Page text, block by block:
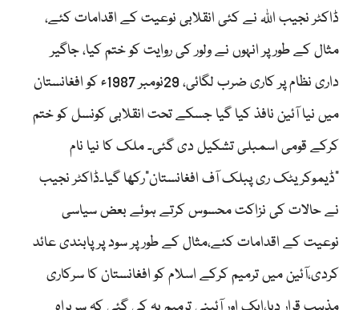
ڈاکٹر نجیب اللہ نے کئی انقلابی نوعیت کے اقدامات کئے،
مثال کے طور پر انہوں نے ولور کی روایت کو ختم کیا، جاگیر
داری نظام پر کاری ضرب لگائی، 29نومبر 1987ء کو افغانستان
میں نیا آئین نافذ کیا گیا جسکے تحت انقلابی کونسل کو ختم
کرکے قومی اسمبلی تشکیل دی گئی۔ ملک کا نیا نام
”ڈیموکریٹک ری پبلک آف افغانستان“رکھا گیا۔ڈاکٹر نجیب
نے حالات کی نزاکت محسوس کرتے ہوئے بعض سیاسی
نوعیت کے اقدامات کئے،مثال کے طور پر سود پر پابندی عائد
کردی،آئین میں ترمیم کرکے اسلام کو افغانستان کا سرکاری